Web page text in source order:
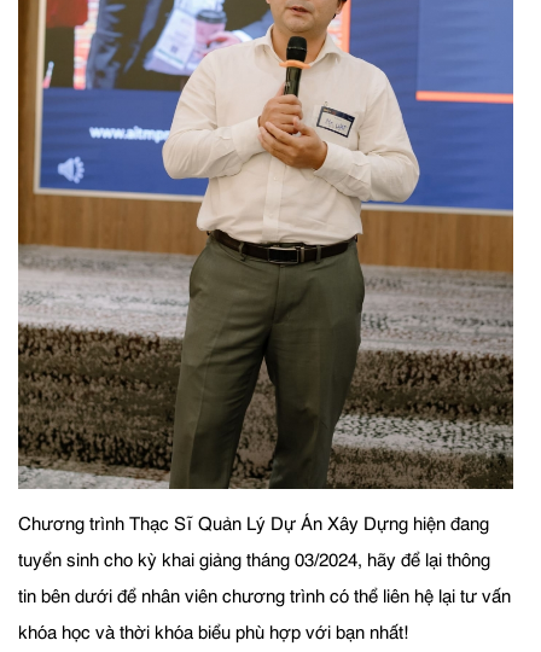
Chương trình Thạc Sĩ Quản Lý Dự Án Xây Dựng hiện đang
tuyển sinh cho kỳ khai giảng tháng 03/2024, hãy để lại thông
tin bên dưới để nhân viên chương trình có thể liên hệ lại tư vấn
khóa học và thời khóa biểu phù hợp với bạn nhất!